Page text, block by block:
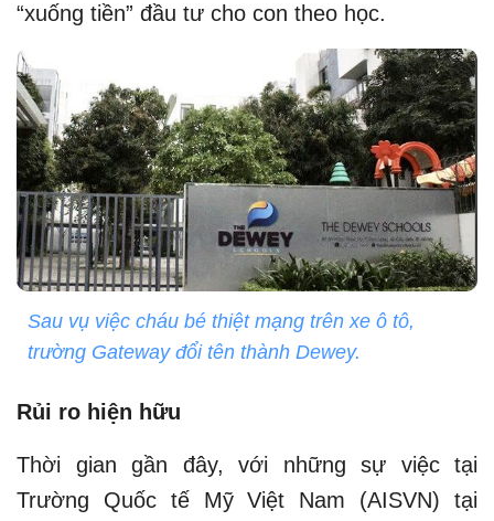
“xuống tiền” đầu tư cho con theo học.
Sau vụ việc cháu bé thiệt mạng trên xe ô tô,
trường Gateway đổi tên thành Dewey.
Rủi ro hiện hữu
Thời gian gần đây, với những sự việc tại
Trường Quốc tế Mỹ Việt Nam (AISVN) tại